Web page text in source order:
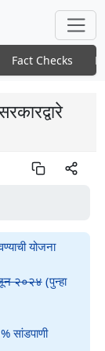
Fact Checks
योजना
२०२४(पुन्हा
सांडपाणी